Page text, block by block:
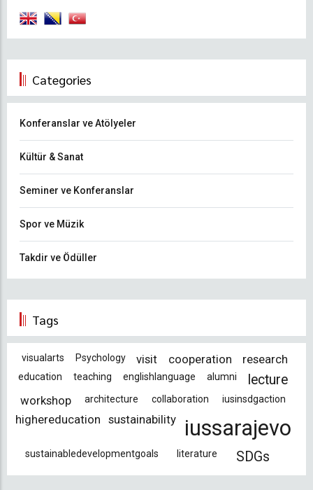
Categories
Konferanslar ve Atölyeler
Kültür & Sanat
Seminer ve Konferanslar
Spor ve Müzik
Takdir ve Ödüller
Tags
visualarts Psychology visit cooperation research
education teaching englishlanguage alumni lecture
workshop architecture collaboration iusinsdgaction
highereducation sustainability iussarajevo
sustainabledevelopmentgoals literature SDGs